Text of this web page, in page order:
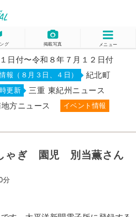
グ 掲載写真 メニュー
日付〜令和８年７月１２日付
報（８月３日、４日） 紀北町
更新 三重 東紀州ニュース
方ニュース イベント情報
ゃぎ 園児 別当薫さん
分